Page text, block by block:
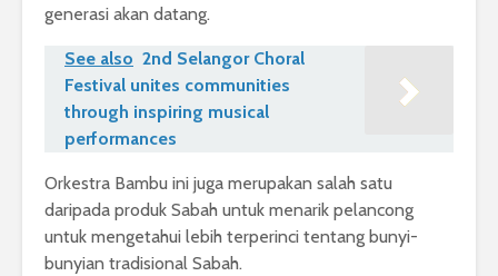
generasi akan datang.
See also 2nd Selangor Choral
Festival unites communities
through inspiring musical
performances
Orkestra Bambu ini juga merupakan salah satu
daripada produk Sabah untuk menarik pelancong
untuk mengetahui lebih terperinci tentang bunyi-
bunyian tradisional Sabah.